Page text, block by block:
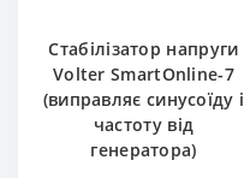
Стабілізатор напруги
Volter SmartOnline-7
(виправляє синусоїду і
частоту від
генератора)